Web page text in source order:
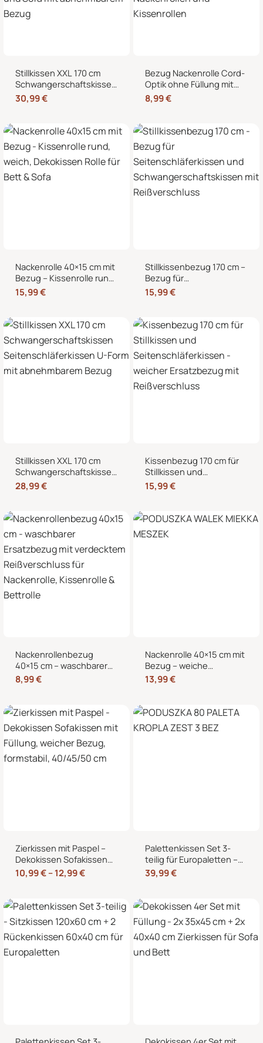
Stillkissen XXL 170 cm
Schwangerschaftskissen
Seitenschläferkissen U-
Form – Lagerungskissen
abnehmbarem Bezug
30,99€
Bezug Nackenrolle Cord-
Optik ohne Füllung mit
Reißverschluss 40 x 15
cm – Ersatzbezug für
Kissenrollen
8,99€
Nackenrolle 40×15 cm mit
Bezug – Kissenrolle rund,
weich, Dekokissen Rolle
für Bett & Sofa
15,99€
Stillkissenbezug 170 cm –
Bezug für
Seitenschläferkissen und
Schwangerschaftskissen
15,99€
Stillkissen XXL 170 cm
Schwangerschaftskissen
Seitenschläferkissen U-
Form mit abnehmbarem
28,99€
Kissenbezug 170 cm für
Stillkissen und
Seitenschläferkissen –
weicher Ersatzbezug mit
15,99€
Nackenrollenbezug
40×15 cm – waschbarer
Ersatzbezug mit
verdecktem
Nackenrolle, Kissenrolle &
8,99€
Nackenrolle 40×15 cm mit
Bezug – weiche
Kissenrolle in Samt-Optik,
Nackenstütze,
dekorative Bettrolle für
13,99€
Zierkissen mit Paspel –
Dekokissen Sofakissen
mit Füllung, weicher
Bezug, formstabil,
10,99€–12,99€
Palettenkissen Set 3-
teilig für Europaletten –
Sitzkissen 120×80 cm + 2
Rückenkissen 40×60 cm
39,99€